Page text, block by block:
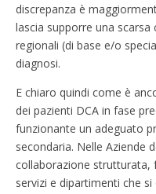
discrepanza è
lascia supporre una scarsa
regionali (di base e/o
diagnosi.
E chiaro quindi come è
dei pazienti DCA in fase
funzionante un adeguato
secondaria. Nelle Aziende
collaborazione
servizi e dipartimenti che